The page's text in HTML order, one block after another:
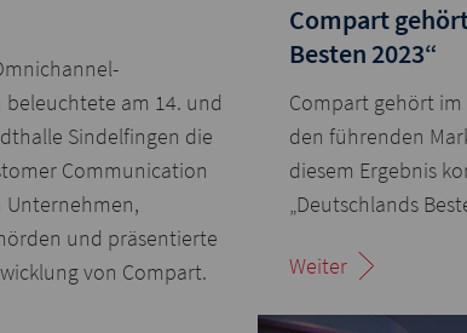
am 14. und
Sindelfingen die
Communication
Unternehmen,
und präsentierte
von Compart.
Compart
Besten 2023“
Compart gehört im
den führenden
diesem Ergebnis
„Deutschlands
Weiter